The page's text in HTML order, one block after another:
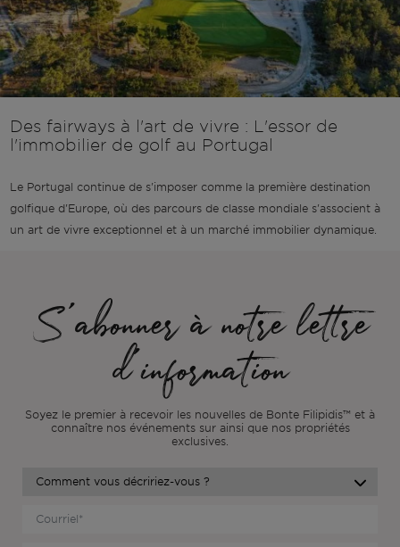
Des fairways à l'art de vivre : L'essor de
l'immobilier de golf au Portugal
Le Portugal continue de s'imposer comme la première destination
golfique d'Europe, où des parcours de classe mondiale s'associent à
un art de vivre exceptionnel et à un marché immobilier dynamique.
S'abonner à notre lettre
d'information
Soyez le premier à recevoir les nouvelles de Bonte Filipidis™ et à
connaître nos événements sur ainsi que nos propriétés
exclusives.